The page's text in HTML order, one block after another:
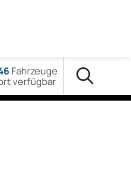
Fahrzeuge
verfügbar